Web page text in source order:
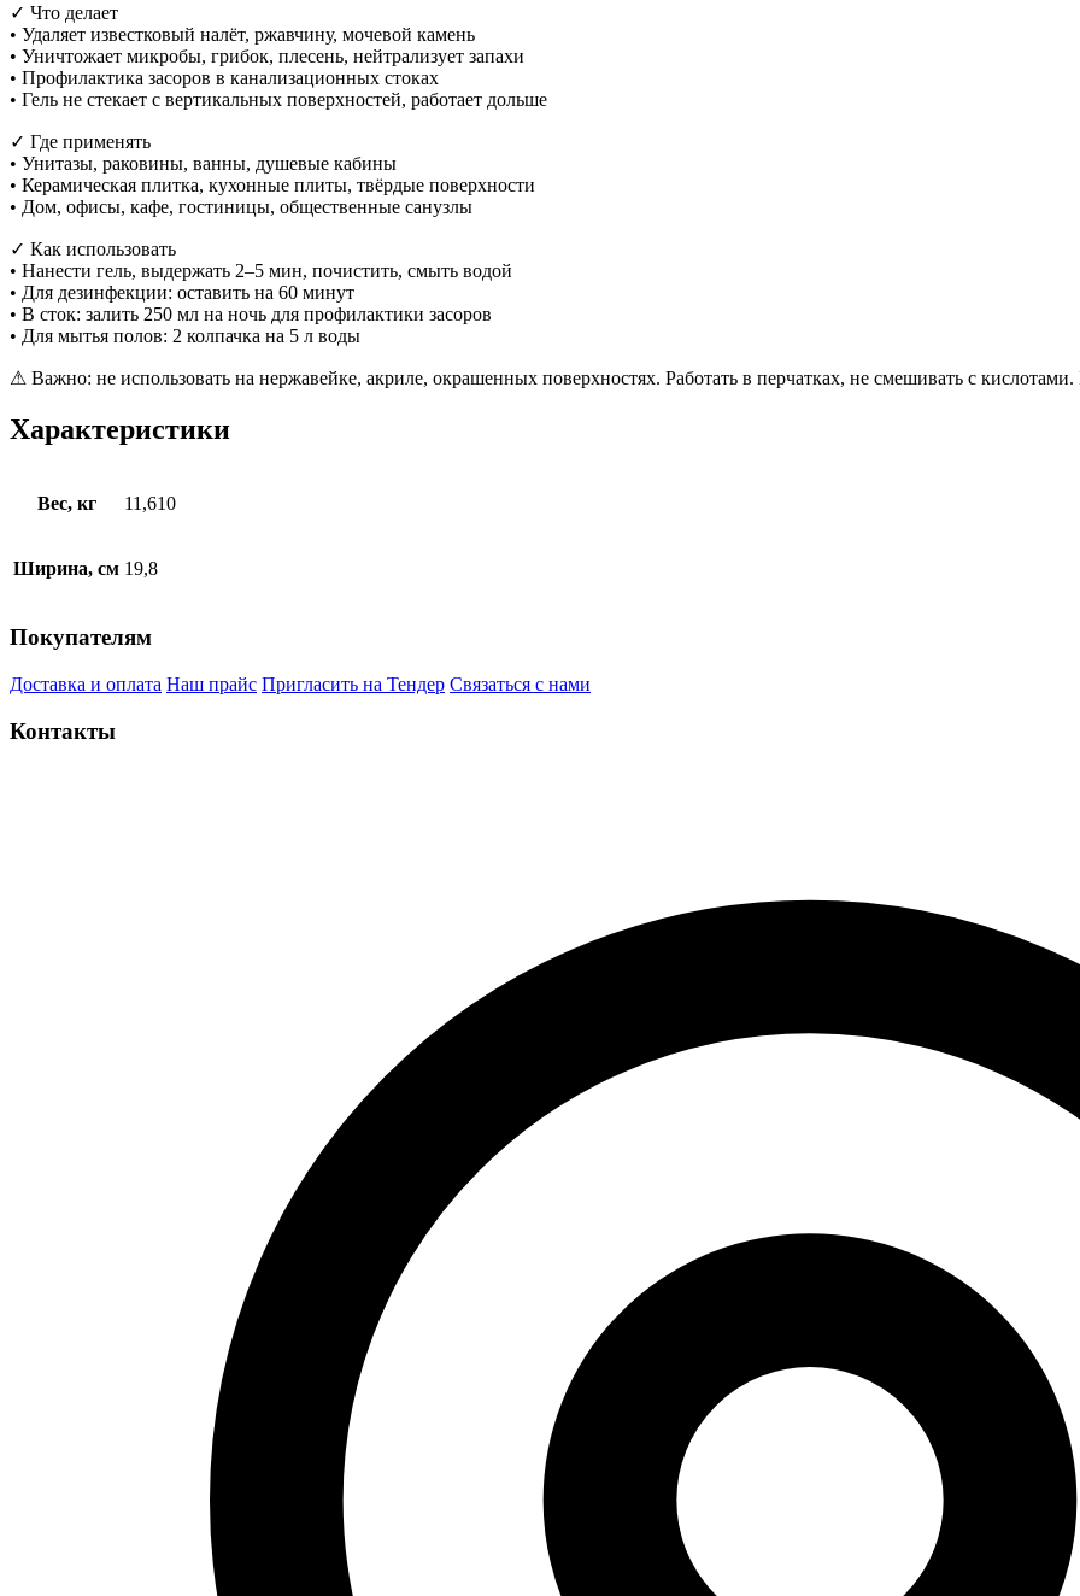
✓ Что делает
• Удаляет известковый налёт, ржавчину, мочевой камень
• Уничтожает микробы, грибок, плесень, нейтрализует запахи
• Профилактика засоров в канализационных стоках
• Гель не стекает с вертикальных поверхностей, работает дольше
✓ Где применять
• Унитазы, раковины, ванны, душевые кабины
• Керамическая плитка, кухонные плиты, твёрдые поверхности
• Дом, офисы, кафе, гостиницы, общественные санузлы
✓ Как использовать
• Нанести гель, выдержать 2–5 мин, почистить, смыть водой
• Для дезинфекции: оставить на 60 минут
• В сток: залить 250 мл на ночь для профилактики засоров
• Для мытья полов: 2 колпачка на 5 л воды
⚠ Важно: не использовать на нержавейке, акриле, окрашенных поверхностях. Работать в перчатках, не смешивать с кислотами.
Характеристики
Вес, кг 11,610
Ширина, см 19,8
Покупателям
Доставка и оплата Наш прайс Пригласить на Тендер Связаться с нами
Контакты